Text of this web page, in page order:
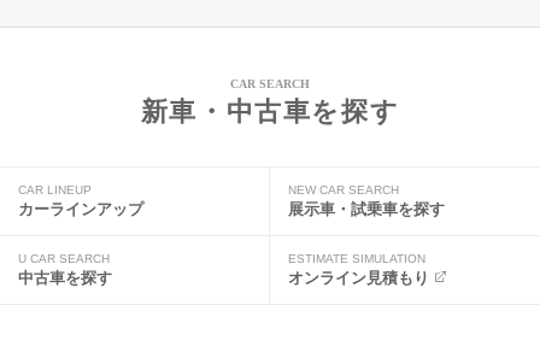
CAR SEARCH
新車・中古車を探す
CAR LINEUP
カーラインアップ
NEW CAR SEARCH
展示車・試乗車を探す
U CAR SEARCH
中古車を探す
ESTIMATE SIMULATION
オンライン見積もり